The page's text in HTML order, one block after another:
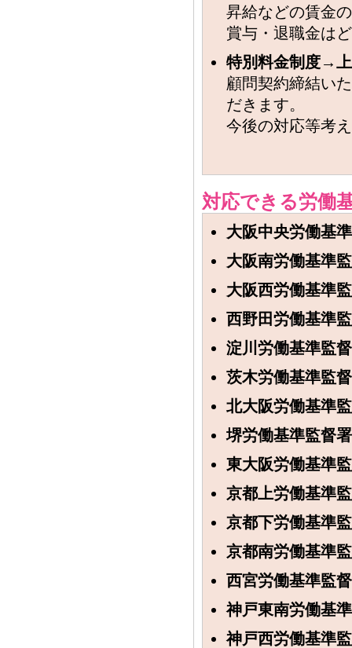
昇給などの賃金
賞与・退職金は
特別料金制度→
顧問契約締結い
だきます。
今後の対応等考
対応できる労働
大阪中央労働基
大阪南労働基準
大阪西労働基準
西野田労働基準
淀川労働基準監
茨木労働基準監
北大阪労働基準
堺労働基準監督署
東大阪労働基準
京都上労働基準
京都下労働基準
京都南労働基準
西宮労働基準監
神戸東南労働基
神戸西労働基準